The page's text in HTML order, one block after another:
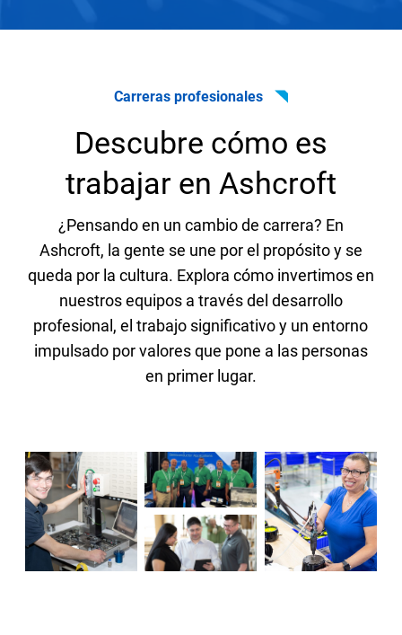
Soluciones fiables y de
calidad de un socio que
sigue invirtiendo en nosotros
"Lo que hace de Ashcroft un líder de
clase mundial es cómo invierten
continuamente en la mejora de sus
productos para resolver los desafíos
reales de los clientes."
Dave Webster, Cofundador
Carreras profesionales
Descubre cómo es
trabajar en Ashcroft
¿Pensando en un cambio de carrera? En
Ashcroft, la gente se une por el propósito y se
queda por la cultura. Explora cómo invertimos en
nuestros equipos a través del desarrollo
profesional, el trabajo significativo y un entorno
impulsado por valores que pone a las personas
en primer lugar.